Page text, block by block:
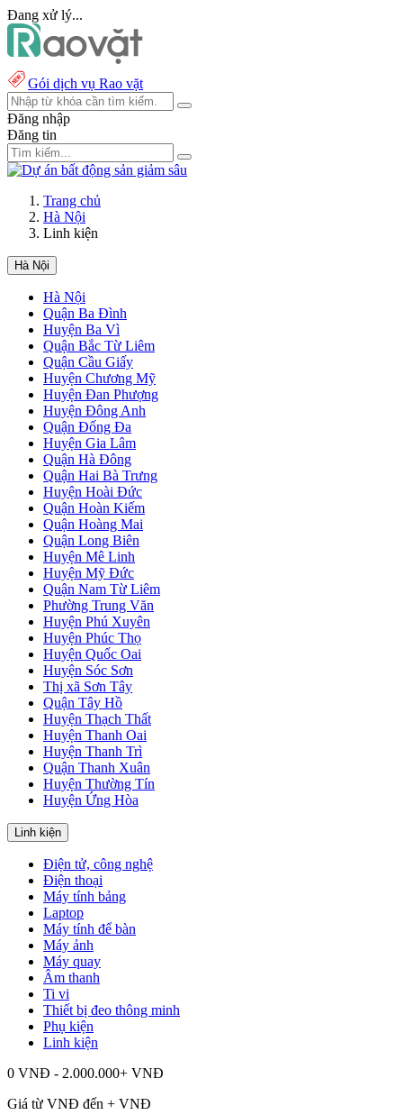
Đang xử lý...
Gói dịch vụ Rao vặt
Đăng nhập
Đăng tin
Trang chủ
Hà Nội
Linh kiện
Hà Nội
Hà Nội
Quận Ba Đình
Huyện Ba Vì
Quận Bắc Từ Liêm
Quận Cầu Giấy
Huyện Chương Mỹ
Huyện Đan Phượng
Huyện Đông Anh
Quận Đống Đa
Huyện Gia Lâm
Quận Hà Đông
Quận Hai Bà Trưng
Huyện Hoài Đức
Quận Hoàn Kiếm
Quận Hoàng Mai
Quận Long Biên
Huyện Mê Linh
Huyện Mỹ Đức
Quận Nam Từ Liêm
Phường Trung Văn
Huyện Phú Xuyên
Huyện Phúc Thọ
Huyện Quốc Oai
Huyện Sóc Sơn
Thị xã Sơn Tây
Quận Tây Hồ
Huyện Thạch Thất
Huyện Thanh Oai
Huyện Thanh Trì
Quận Thanh Xuân
Huyện Thường Tín
Huyện Ứng Hòa
Linh kiện
Điện tử, công nghệ
Điện thoại
Máy tính bảng
Laptop
Máy tính để bàn
Máy ảnh
Máy quay
Âm thanh
Ti vi
Thiết bị đeo thông minh
Phụ kiện
Linh kiện
0 VNĐ - 2.000.000+ VNĐ
Giá từ VNĐ đến + VNĐ